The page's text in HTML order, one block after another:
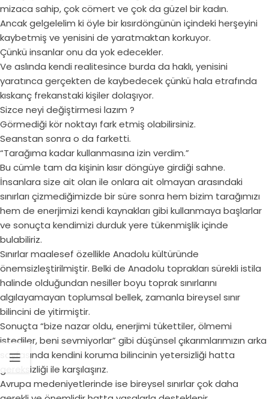
mizaca sahip, çok cömert ve çok da güzel bir kadın.
Ancak gelgelelim ki öyle bir kısırdöngünün içindeki herşeyini
kaybetmiş ve yenisini de yaratmaktan korkuyor.
Çünkü insanlar onu da yok edecekler.
Ve aslında kendi realitesince burda da haklı, yenisini
yaratınca gerçekten de kaybedecek çünkü hala etrafında
kıskanç frekanstaki kişiler dolaşıyor.
Sizce neyi değiştirmesi lazım ?
Görmediği kör noktayı fark etmiş olabilirsiniz.
Seanstan sonra o da farketti.
“Tarağıma kadar kullanmasına izin verdim.”
Bu cümle tam da kişinin kısır döngüye girdiği sahne.
İnsanlara size ait olan ile onlara ait olmayan arasındaki
sınırları çizmediğimizde bir süre sonra hem bizim tarağımızı
hem de enerjimizi kendi kaynakları gibi kullanmaya başlarlar
ve sonuçta kendimizi durduk yere tükenmişlik içinde
bulabiliriz.
Sınırlar maalesef özellikle Anadolu kültüründe
önemsizleştirilmiştir. Belki de Anadolu toprakları sürekli istila
halinde olduğundan nesiller boyu toprak sınırlarını
algılayamayan toplumsal bellek, zamanla bireysel sınır
bilincini de yitirmiştir.
Sonuçta “bize nazar oldu, enerjimi tükettiler, ölmemi
istediler, beni sevmiyorlar” gibi düşünsel çıkarımlarımızın arka
sayfasında kendini koruma bilincinin yetersizliği hatta
gereksizliği ile karşılaşırız.
Avrupa medeniyetlerinde ise bireysel sınırlar çok daha